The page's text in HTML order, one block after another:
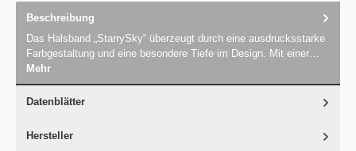
Beschreibung
Das Halsband „StarrySky“ überzeugt durch eine ausdrucksstarke
Farbgestaltung und eine besondere Tiefe im Design. Mit einer…
Mehr
Datenblätter
Hersteller